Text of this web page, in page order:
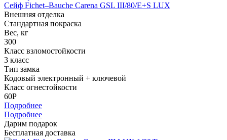
Сейф Fichet–Bauche Carena GSL III/80/E+S LUX
Внешняя отделка
Стандартная покраска
Вес, кг
300
Класс взломостойкости
3 класс
Тип замка
Кодовый электронный + ключевой
Класс огнестойкости
60P
Подробнее
Подробнее
Дарим подарок
Бесплатная доставка